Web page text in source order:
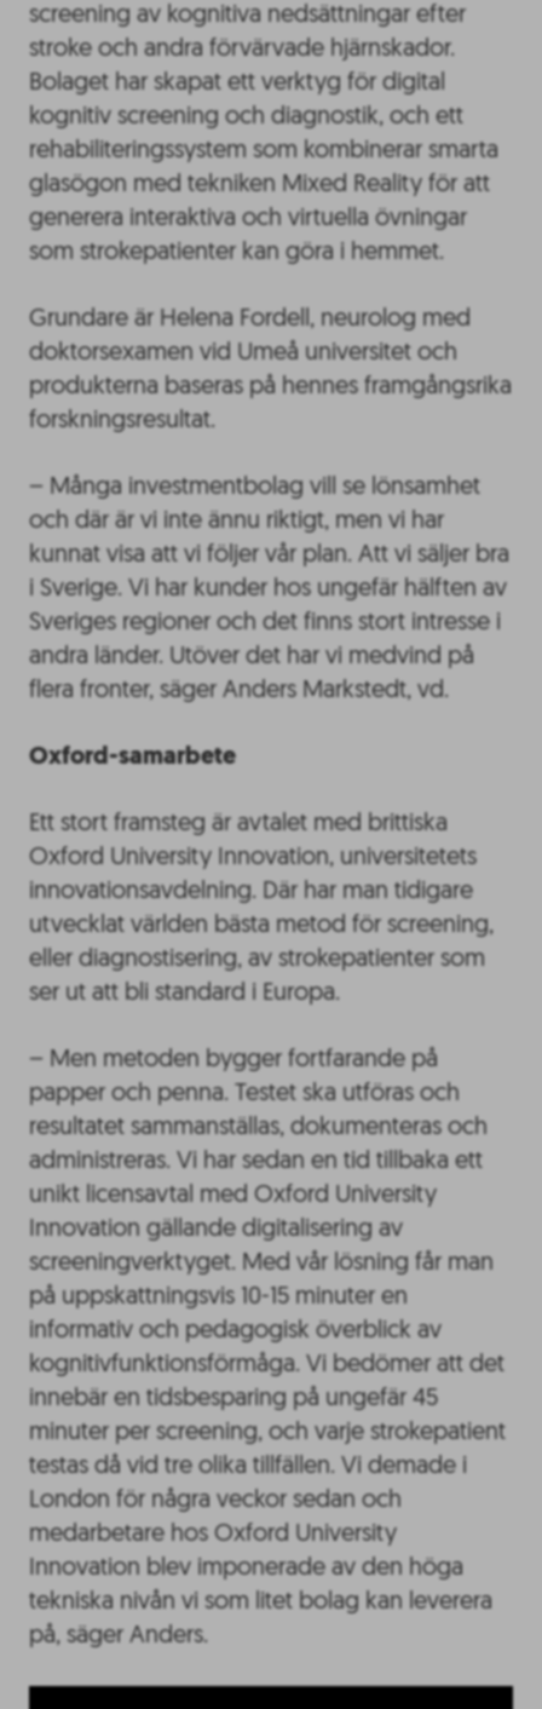
screening av kognitiva nedsättningar efter
stroke och andra förvärvade hjärnskador.
Bolaget har skapat ett verktyg för digital
kognitiv screening och diagnostik, och ett
rehabiliteringssystem som kombinerar smarta
glasögon med tekniken Mixed Reality för att
generera interaktiva och virtuella övningar
som strokepatienter kan göra i hemmet.
Grundare är Helena Fordell, neurolog med
doktorsexamen vid Umeå universitet och
produkterna baseras på hennes framgångsrika
forskningsresultat.
– Många investmentbolag vill se lönsamhet
och där är vi inte ännu riktigt, men vi har
kunnat visa att vi följer vår plan. Att vi säljer bra
i Sverige. Vi har kunder hos ungefär hälften av
Sveriges regioner och det finns stort intresse i
andra länder. Utöver det har vi medvind på
flera fronter, säger Anders Markstedt, vd.
Oxford-samarbete
Ett stort framsteg är avtalet med brittiska
Oxford University Innovation, universitetets
innovationsavdelning. Där har man tidigare
utvecklat världen bästa metod för screening,
eller diagnostisering, av strokepatienter som
ser ut att bli standard i Europa.
– Men metoden bygger fortfarande på
papper och penna. Testet ska utföras och
resultatet sammanställas, dokumenteras och
administreras. Vi har sedan en tid tillbaka ett
unikt licensavtal med Oxford University
Innovation gällande digitalisering av
screeningverktyget. Med vår lösning får man
på uppskattningsvis 10-15 minuter en
informativ och pedagogisk överblick av
kognitivfunktionsförmåga. Vi bedömer att det
innebär en tidsbesparing på ungefär 45
minuter per screening, och varje strokepatient
testas då vid tre olika tillfällen. Vi demade i
London för några veckor sedan och
medarbetare hos Oxford University
Innovation blev imponerade av den höga
tekniska nivån vi som litet bolag kan leverera
på, säger Anders.